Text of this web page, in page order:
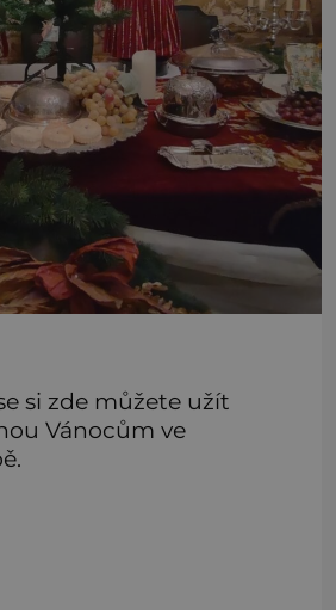
si zde můžete užít
Vánocům ve